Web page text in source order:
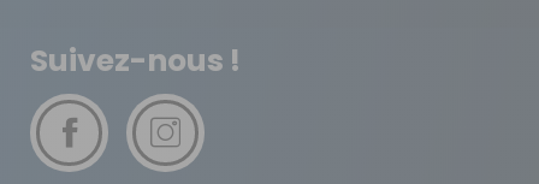
TNT Express
15 €
Retour simple sous 14 jours :
Suivez-nous !